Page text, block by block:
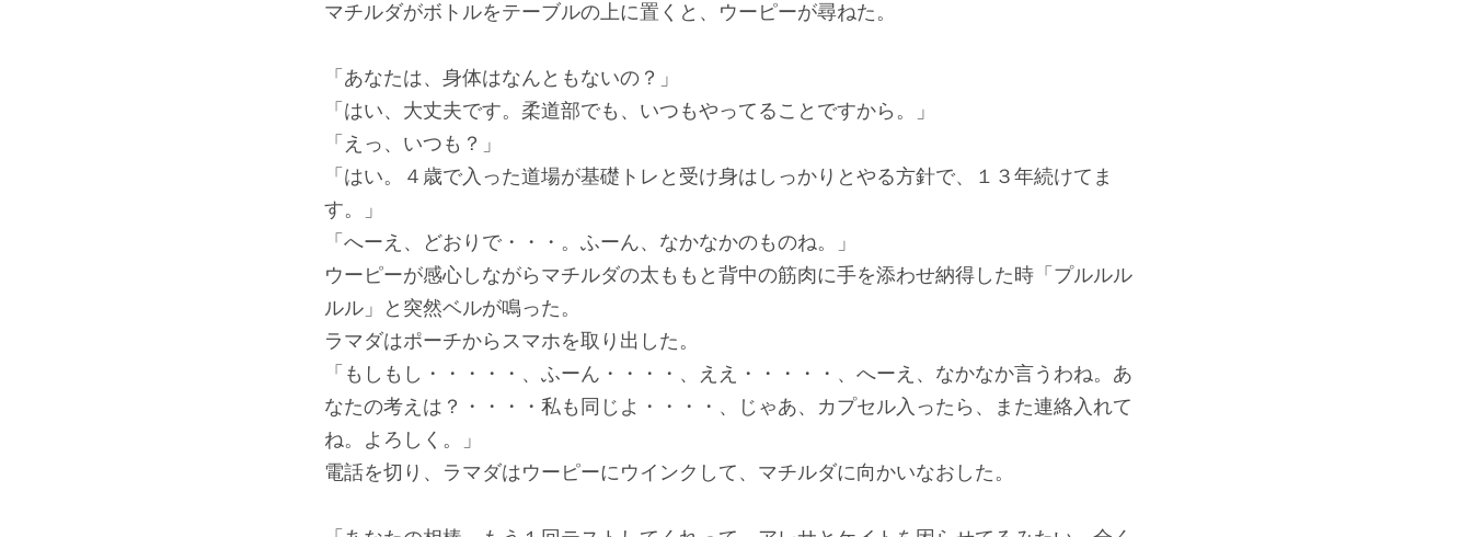
マチルダがボトルをテーブルの上に置くと、ウーピーが尋ねた。
「あなたは、身体はなんともないの？」
「はい、大丈夫です。柔道部でも、いつもやってることですから。」
「えっ、いつも？」
「はい。４歳で入った道場が基礎トレと受け身はしっかりとやる方針で、１３年続けてま
す。」
「へーえ、どおりで・・・。ふーん、なかなかのものね。」
ウーピーが感心しながらマチルダの太ももと背中の筋肉に手を添わせ納得した時「プルルル
ルル」と突然ベルが鳴った。
ラマダはポーチからスマホを取り出した。
「もしもし・・・・・、ふーん・・・・、ええ・・・・・、へーえ、なかなか言うわね。あ
なたの考えは？・・・・私も同じよ・・・・、じゃあ、カプセル入ったら、また連絡入れて
ね。よろしく。」
電話を切り、ラマダはウーピーにウインクして、マチルダに向かいなおした。